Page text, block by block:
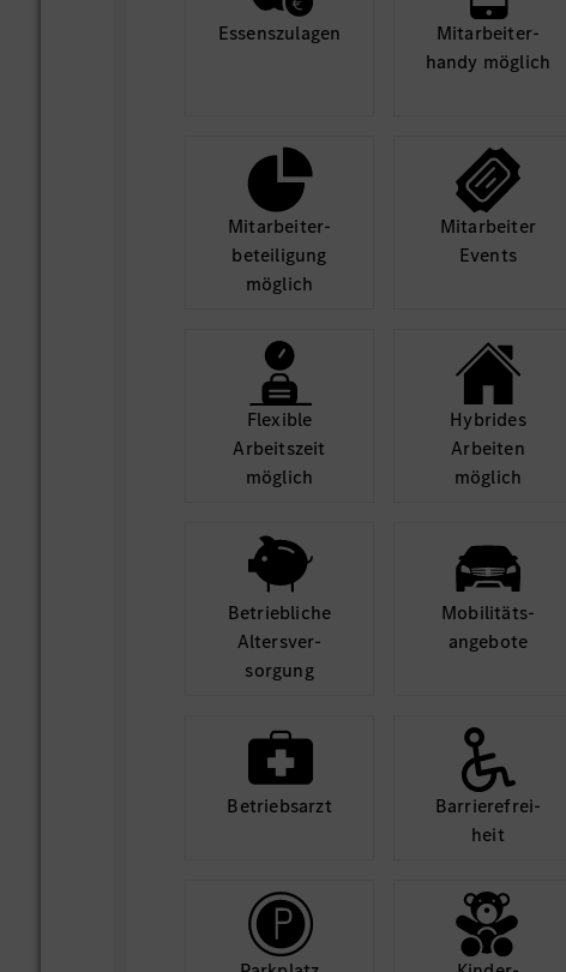
Essens­zulagen
Mit­arbeiter­
handy möglich
Mit­arbeiter­
beteili­gung
möglich
Mit­arbeiter
Events
Flexible
Arbeits­zeit
möglich
Hybrides
Arbeiten
möglich
Betrieb­liche
Alters­ver­
sorgung
Mobilitäts­
angebote
Betriebs­arzt
Barriere­frei­
heit